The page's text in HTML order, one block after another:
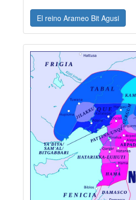
El reino Arameo Bit Agusi